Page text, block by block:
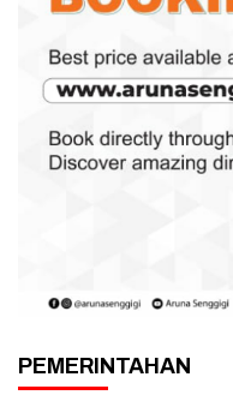
PEMERINTAHAN